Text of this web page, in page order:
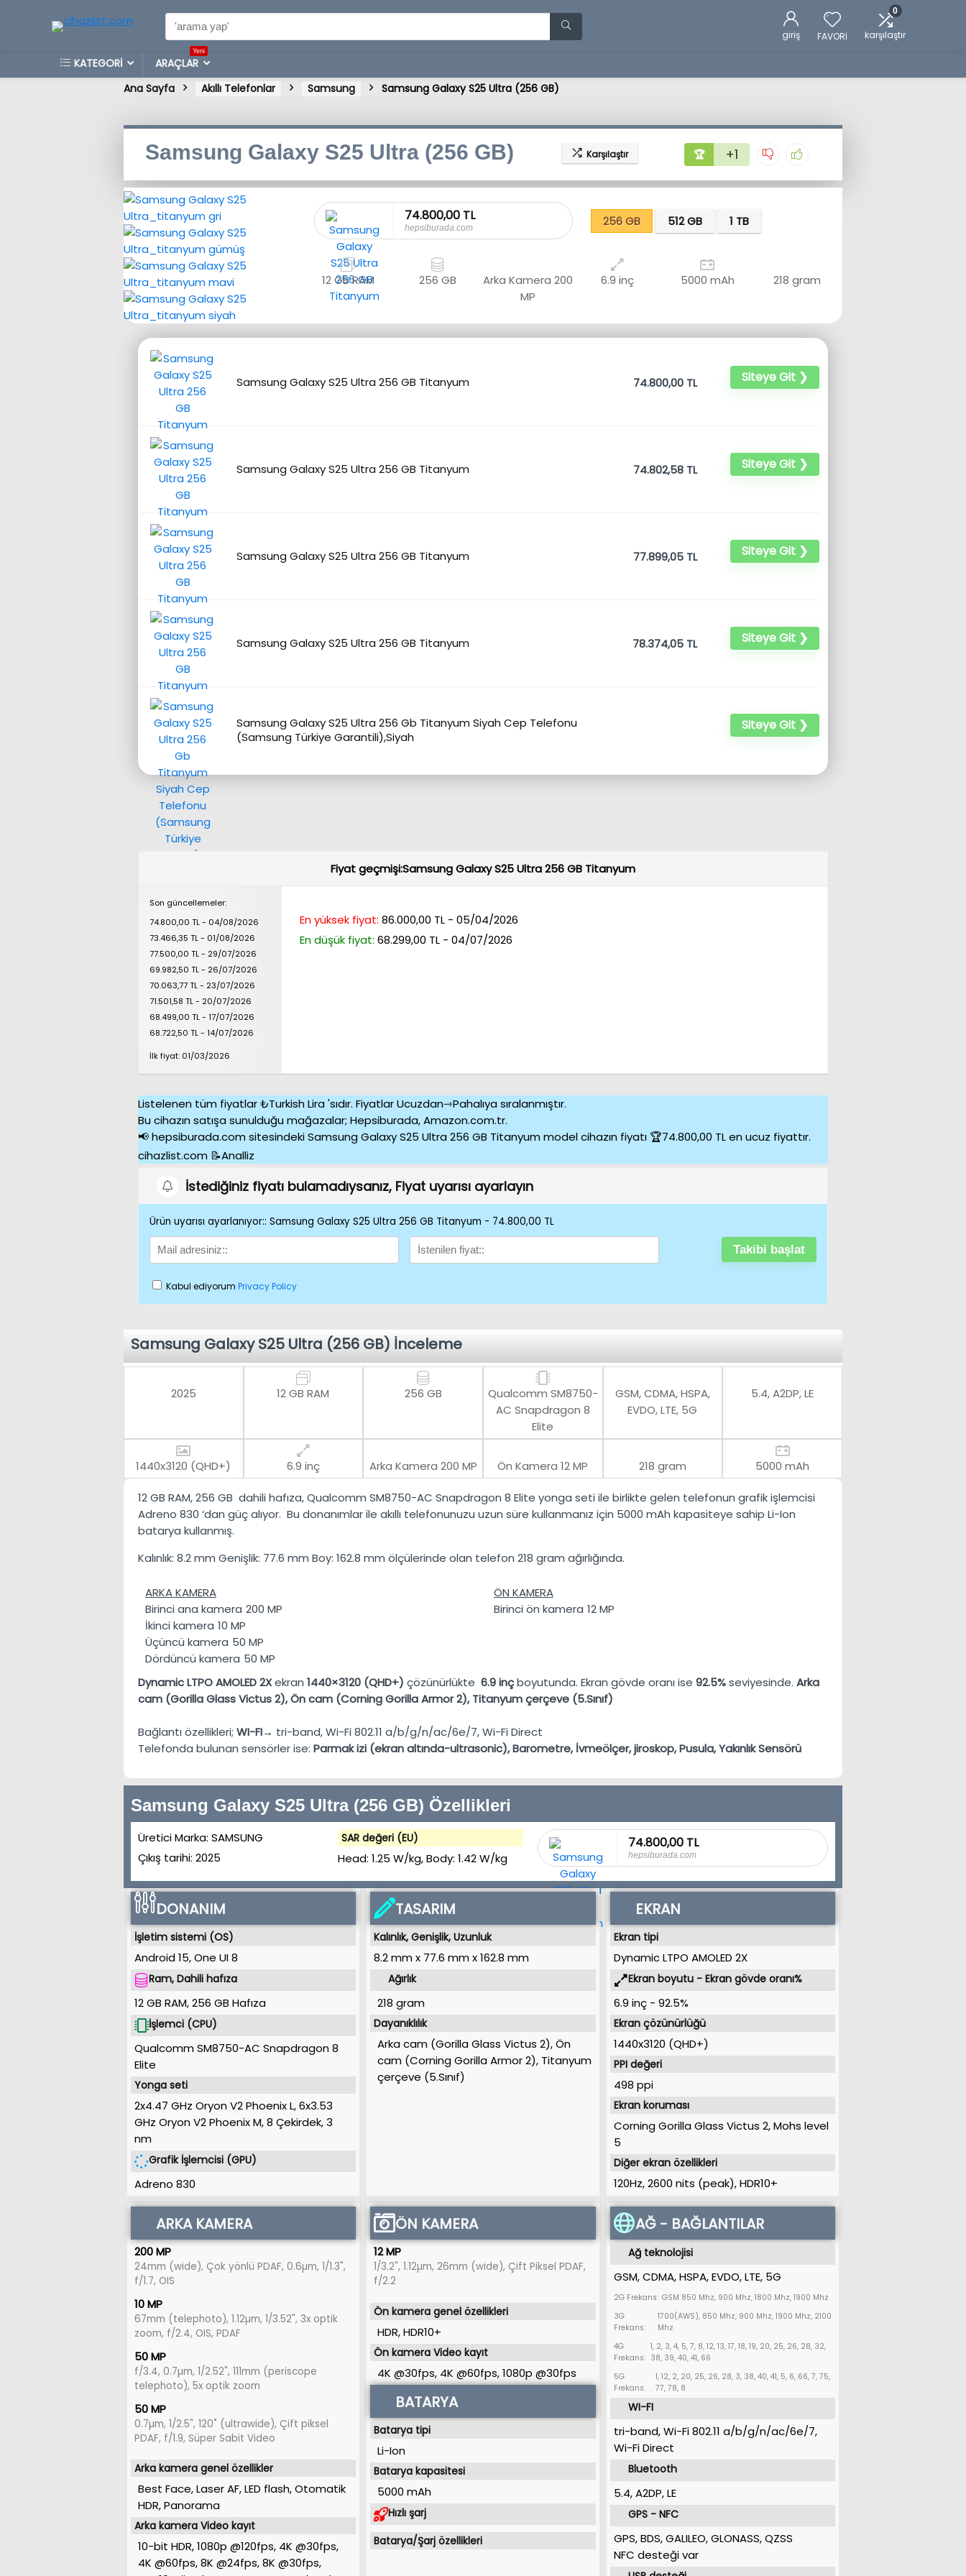
giriş FAVORİ
0
karşılaştır
KATEGORİ
Yeni
ARAÇLAR
Ana Sayfa
Akıllı Telefonlar Samsung Samsung Galaxy S25 Ultra (256 GB)
Samsung Galaxy S25 Ultra (256 GB) Karşılaştır 🏆 +1
74.800,00 TL
hepsiburada.com 256 GB 512 GB 1 TB
12 GB RAM 256 GB Arka Kamera 200
MP
6.9 inç 5000 mAh 218 gram
Samsung Galaxy S25 Ultra 256 GB Titanyum 74.800,00 TL Siteye Git ❯
Samsung Galaxy S25 Ultra 256 GB Titanyum 74.802,58 TL Siteye Git ❯
Samsung Galaxy S25 Ultra 256 GB Titanyum 77.899,05 TL Siteye Git ❯
Samsung Galaxy S25 Ultra 256 GB Titanyum 78.374,05 TL Siteye Git ❯
Samsung Galaxy S25 Ultra 256 Gb Titanyum Siyah Cep Telefonu
(Samsung Türkiye Garantili),Siyah
Siteye Git ❯
Fiyat geçmişi:Samsung Galaxy S25 Ultra 256 GB Titanyum
Son güncellemeler:
74.800,00 TL - 04/08/2026
73.466,35 TL - 01/08/2026
77.500,00 TL - 29/07/2026
69.982,50 TL - 26/07/2026
70.063,77 TL - 23/07/2026
71.501,58 TL - 20/07/2026
68.499,00 TL - 17/07/2026
68.722,50 TL - 14/07/2026
İlk fiyat: 01/03/2026
En yüksek fiyat: 86.000,00 TL - 05/04/2026
En düşük fiyat: 68.299,00 TL - 04/07/2026
Listelenen tüm fiyatlar ₺Turkish Lira 'sıdır. Fiyatlar Ucuzdan⇾Pahalıya sıralanmıştır.
Bu cihazın satışa sunulduğu mağazalar; Hepsiburada, Amazon.com.tr.
📢 hepsiburada.com sitesindeki Samsung Galaxy S25 Ultra 256 GB Titanyum model cihazın fiyatı 🏆74.800,00 TL en ucuz fiyattır.
cihazlist.com 📝Analliz
İstediğiniz fiyatı bulamadıysanız, Fiyat uyarısı ayarlayın
Ürün uyarısı ayarlanıyor:: Samsung Galaxy S25 Ultra 256 GB Titanyum - 74.800,00 TL
Kabul ediyorum Privacy Policy
Samsung Galaxy S25 Ultra (256 GB) İnceleme
2025 12 GB RAM 256 GB
Qualcomm SM8750-
AC Snapdragon 8
Elite
GSM, CDMA, HSPA,
EVDO, LTE, 5G
5.4, A2DP, LE
1440x3120 (QHD+) 6.9 inç Arka Kamera 200 MP Ön Kamera12 MP 218 gram 5000 mAh
12 GB RAM,256 GB dahili hafıza,Qualcomm SM8750-AC Snapdragon 8 Elite yonga seti ile birlikte gelen telefonun grafik işlemcisi
Adreno 830 ‘dan güç alıyor. Bu donanımlar ile akıllı telefonunuzu uzun süre kullanmanız için 5000 mAh kapasiteye sahip Li-Ion
batarya kullanmış.
Kalınlık: 8.2 mm Genişlik: 77.6 mm Boy: 162.8 mm ölçülerinde olan telefon 218 gram ağırlığında.
ARKA KAMERA
Birinci ana kamera 200 MP
İkinci kamera 10 MP
Üçüncü kamera 50 MP
Dördüncü kamera 50 MP
ÖN KAMERA
Birinci ön kamera 12 MP
Dynamic LTPO AMOLED 2Xekran 1440×3120 (QHD+) çözünürlükte 6.9 inçboyutunda. Ekran gövde oranı ise 92.5%seviyesinde. Arka
cam (Gorilla Glass Victus 2), Ön cam (Corning Gorilla Armor 2), Titanyum çerçeve (5.Sınıf)
Bağlantı özellikleri; WI-FI→ tri-band, Wi-Fi 802.11 a/b/g/n/ac/6e/7, Wi-Fi Direct
Telefonda bulunan sensörler ise: Parmak izi (ekran altında-ultrasonic), Barometre, İvmeölçer, jiroskop, Pusula, Yakınlık Sensörü
Samsung Galaxy S25 Ultra (256 GB) Özellikleri
Üretici Marka: SAMSUNG
Çıkış tarihi: 2025
SAR değeri (EU)
Head: 1.25 W/kg, Body: 1.42 W/kg
74.800,00 TL
hepsiburada.com
DONANIM
İşletim sistemi (OS)
Android 15,One UI 8
Ram, Dahili hafıza
12 GB RAM,256 GB Hafıza
İşlemci (CPU)
Qualcomm SM8750-AC Snapdragon 8
Elite
Yonga seti
2x4.47 GHz Oryon V2 Phoenix L, 6x3.53
GHz Oryon V2 Phoenix M, 8 Çekirdek,3
nm
Grafik İşlemcisi (GPU)
Adreno 830
TASARIM
Kalınlık, Genişlik, Uzunluk
8.2 mmx 77.6 mmx162.8 mm
Ağırlık
218 gram
Dayanıklılık
Arka cam (Gorilla Glass Victus 2), Ön
cam (Corning Gorilla Armor 2), Titanyum
çerçeve (5.Sınıf)
EKRAN
Ekran tipi
Dynamic LTPO AMOLED 2X
Ekran boyutu - Ekran gövde oranı%
6.9 inç- 92.5%
Ekran çözünürlüğü
1440x3120 (QHD+)
PPI değeri
498 ppi
Ekran koruması
Corning Gorilla Glass Victus 2, Mohs level
5
Diğer ekran özellikleri
120Hz, 2600 nits (peak), HDR10+
ARKA KAMERA
200 MP
24mm (wide), Çok yönlü PDAF, 0.6µm, 1/1.3",
f/1.7, OIS
10 MP
67mm (telephoto), 1.12µm, 1/3.52", 3x optik
zoom, f/2.4, OIS, PDAF
50 MP
f/3.4, 0.7µm, 1/2.52", 111mm (periscope
telephoto), 5x optik zoom
50 MP
0.7µm, 1/2.5", 120˚ (ultrawide), Çift piksel
PDAF, f/1.9, Süper Sabit Video
Arka kamera genel özellikler
Best Face, Laser AF, LED flash, Otomatik
HDR, Panorama
Arka kamera Video kayıt
10-bit HDR, 1080p @120fps, 4K @30fps,
4K @60fps, 8K @24fps, 8K @30fps,
ÖN KAMERA
12 MP
1/3.2", 1.12µm, 26mm (wide), Çift Piksel PDAF,
f/2.2
Ön kamera genel özellikleri
HDR, HDR10+
Ön kamera Video kayıt
4K @30fps, 4K @60fps, 1080p @30fps
BATARYA
Batarya tipi
Li-Ion
Batarya kapasitesi
5000 mAh
Hızlı şarj
Batarya/Şarj özellikleri
AĞ - BAĞLANTILAR
Ağ teknolojisi
GSM, CDMA, HSPA, EVDO, LTE, 5G
2G Frekans: GSM 850 Mhz, 900 Mhz, 1800 Mhz, 1900 Mhz
3G
Frekans:
1700(AWS), 850 Mhz, 900 Mhz, 1900 Mhz, 2100
Mhz
4G
Frekans:
1, 2, 3, 4, 5, 7, 8, 12, 13, 17, 18, 19, 20, 25, 26, 28, 32,
38, 39, 40, 41, 66
5G
Frekans:
1, 12, 2, 20, 25, 26, 28, 3, 38, 40, 41, 5, 6, 66, 7, 75,
77, 78, 8
WI-FI
tri-band, Wi-Fi 802.11 a/b/g/n/ac/6e/7,
Wi-Fi Direct
Bluetooth
5.4, A2DP, LE
GPS - NFC
GPS, BDS, GALILEO, GLONASS, QZSS
NFC desteği var